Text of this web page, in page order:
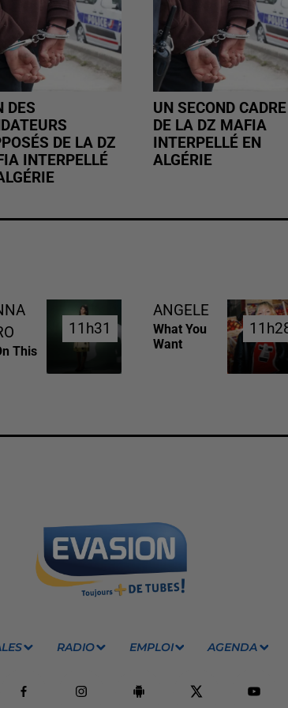
DES
DE LA DZ
INTERPELLÉ
UN SECOND CADRE
DE LA DZ MAFIA
INTERPELLÉ EN
ALGÉRIE
This
11h31
11h31
ANGELE
What You
Want
RADIO EMPLOI AGENDA